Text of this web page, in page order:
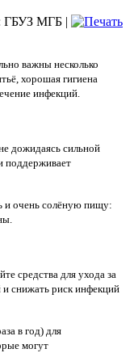
ГБУЗ МГБ |
важны несколько
хорошая гигиена
инфекций.
дожидаясь сильной
поддерживает
и очень солёную пищу:
средства для ухода за
снижать риск инфекций
в год) для
могут